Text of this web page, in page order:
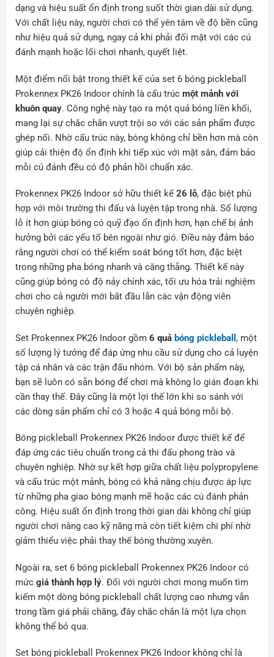
dạng và hiệu suất ổn định trong suốt thời gian dài sử dụng.
Với chất liệu này, người chơi có thể yên tâm về độ bền cũng
như hiệu quả sử dụng, ngay cả khi phải đối mặt với các cú
đánh mạnh hoặc lối chơi nhanh, quyết liệt.
Một điểm nổi bật trong thiết kế của set 6 bóng pickleball
Prokennex PK26 Indoor chính là cấu trúc một mảnh với
khuôn quay. Công nghệ này tạo ra một quả bóng liền khối,
mang lại sự chắc chắn vượt trội so với các sản phẩm được
ghép nối. Nhờ cấu trúc này, bóng không chỉ bền hơn mà còn
giúp cải thiện độ ổn định khi tiếp xúc với mặt sân, đảm bảo
mỗi cú đánh đều có độ phản hồi chuẩn xác.
Prokennex PK26 Indoor sở hữu thiết kế 26 lỗ, đặc biệt phù
hợp với môi trường thi đấu và luyện tập trong nhà. Số lượng
lỗ ít hơn giúp bóng có quỹ đạo ổn định hơn, hạn chế bị ảnh
hưởng bởi các yếu tố bên ngoài như gió. Điều này đảm bảo
rằng người chơi có thể kiểm soát bóng tốt hơn, đặc biệt
trong những pha bóng nhanh và căng thẳng. Thiết kế này
cũng giúp bóng có độ nảy chính xác, tối ưu hóa trải nghiệm
chơi cho cả người mới bắt đầu lẫn các vận động viên
chuyên nghiệp.
Set Prokennex PK26 Indoor gồm 6 quả bóng pickleball , một
số lượng lý tưởng để đáp ứng nhu cầu sử dụng cho cả luyện
tập cá nhân và các trận đấu nhóm. Với bộ sản phẩm này,
bạn sẽ luôn có sẵn bóng để chơi mà không lo gián đoạn khi
cần thay thế. Đây cũng là một lợi thế lớn khi so sánh với
các dòng sản phẩm chỉ có 3 hoặc 4 quả bóng mỗi bộ.
Bóng pickleball Prokennex PK26 Indoor được thiết kế để
đáp ứng các tiêu chuẩn trong cả thi đấu phong trào và
chuyên nghiệp. Nhờ sự kết hợp giữa chất liệu polypropylene
và cấu trúc một mảnh, bóng có khả năng chịu được áp lực
từ những pha giao bóng mạnh mẽ hoặc các cú đánh phản
công. Hiệu suất ổn định trong thời gian dài không chỉ giúp
người chơi nâng cao kỹ năng mà còn tiết kiệm chi phí nhờ
giảm thiểu việc phải thay thế bóng thường xuyên.
Ngoài ra, set 6 bóng pickleball Prokennex PK26 Indoor có
mức giá thành hợp lý. Đối với người chơi mong muốn tìm
kiếm một dòng bóng pickleball chất lượng cao nhưng vẫn
trong tầm giá phải chăng, đây chắc chắn là một lựa chọn
không thể bỏ qua.
Set bóng pickleball Prokennex PK26 Indoor không chỉ là